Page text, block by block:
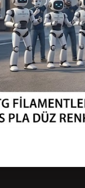
Dökme Filament
Naturel Dökme Filament